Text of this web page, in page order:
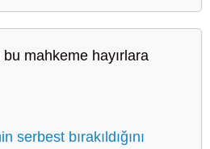
mahkeme hayırlara
serbest bırakıldığını